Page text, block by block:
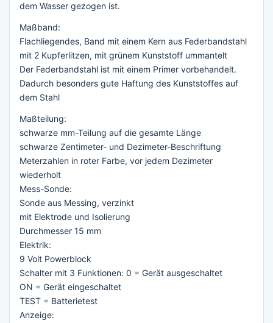
dem Wasser gezogen ist.
Maßband:
Flachliegendes, Band mit einem Kern aus Federbandstahl
mit 2 Kupferlitzen, mit grünem Kunststoff ummantelt
Der Federbandstahl ist mit einem Primer vorbehandelt.
Dadurch besonders gute Haftung des Kunststoffes auf
dem Stahl
Maßteilung:
schwarze mm-Teilung auf die gesamte Länge
schwarze Zentimeter- und Dezimeter-Beschriftung
Meterzahlen in roter Farbe, vor jedem Dezimeter
wiederholt
Mess-Sonde:
Sonde aus Messing, verzinkt
mit Elektrode und Isolierung
Durchmesser 15 mm
Elektrik:
9 Volt Powerblock
Schalter mit 3 Funktionen: 0 = Gerät ausgeschaltet
ON = Gerät eingeschaltet
TEST = Batterietest
Anzeige: